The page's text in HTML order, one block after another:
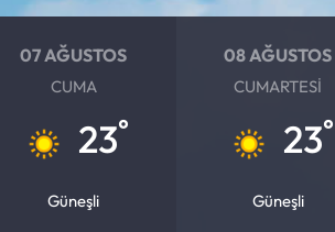
07 AĞUSTOS
CUMA
23°
Güneşli
08 AĞUSTOS
CUMARTESI
23°
Güneşli